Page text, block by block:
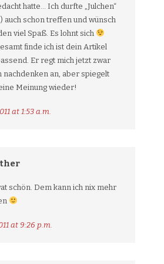
hatte… Ich durfte „Julchen“
auch schon treffen und wünsch
viel Spaß. Es lohnt sich
finde ich ist dein Artikel
Er regt mich jetzt zwar
nachdenken an, aber spiegelt
Meinung wieder!
at 1:53 a.m.
schön. Dem kann ich nix mehr
at 9:26 p.m.